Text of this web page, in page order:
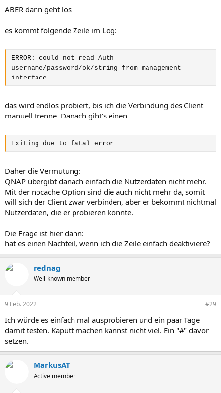
ABER dann geht los
es kommt folgende Zeile im Log:
ERROR: could not read Auth
username/password/ok/string from management
interface
das wird endlos probiert, bis ich die Verbindung des Client
manuell trenne. Danach gibt's einen
Exiting due to fatal error
Daher die Vermutung:
QNAP übergibt danach einfach die Nutzerdaten nicht mehr.
Mit der nocache Option sind die auch nicht mehr da, somit
will sich der Client zwar verbinden, aber er bekommt nichtmal
Nutzerdaten, die er probieren könnte.
Die Frage ist hier dann:
hat es einen Nachteil, wenn ich die Zeile einfach deaktiviere?
rednag
Well-known member
9 Feb. 2022 #29
Ich würde es einfach mal ausprobieren und ein paar Tage
damit testen. Kaputt machen kannst nicht viel. Ein "#" davor
setzen.
MarkusAT
Active member